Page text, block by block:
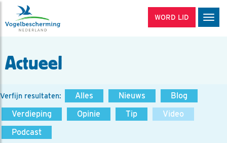
WORD LID
Actueel
Verfijn resultaten: Alles Nieuws
Blog
Verdieping
Opinie Tip
Video
Podcast